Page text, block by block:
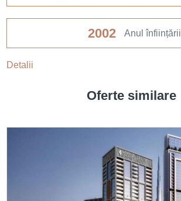
2002 Anul înființării
Detalii
Oferte similare